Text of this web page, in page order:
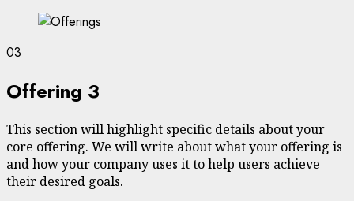
03
Offering 3
This section will highlight specific details about your
core offering. We will write about what your offering is
and how your company uses it to help users achieve
their desired goals.